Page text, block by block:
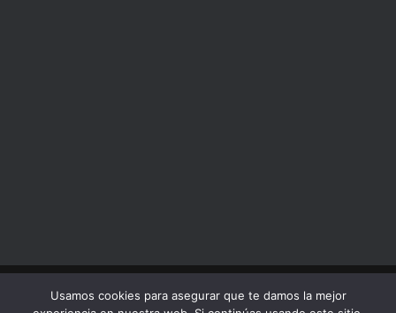
2022 Tratamientos a domicilio S.L. Todos los
derechos reservados.
Usamos cookies para asegurar que te damos la mejor